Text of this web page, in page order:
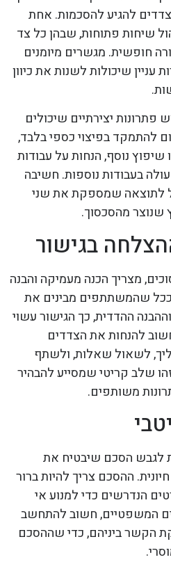
להגיע להסכמות. אחת
שיחות פתוחות, שבהן כל צד
חופשית. מגשרים מיומנים
שיכולות לשנות את כיוון
יצירתיים שיכולים
להתמקד בפיצוי כספי בלבד,
נוסף, הנחות על עבודות
בעבודות נוספות. חשיבה
לתוצאה שמספקת את שני
מהסכסוך.
בגישור
מצריך הכנה מעמיקה והבנה
שהמשתתפים מבינים את
ההדדית, כך הגישור עשוי
להנחות את הצדדים
לשאול שאלות, ולשתף
שלב קריטי שמסייע להבהיר
משותפים.
לגבש הסכם שיבטיח את
ההסכם צריך להיות ברור
הנדרשים כדי למנוע אי
המשפטיים, חשוב להתחשב
הקשר ביניהם, כדי שההסכם